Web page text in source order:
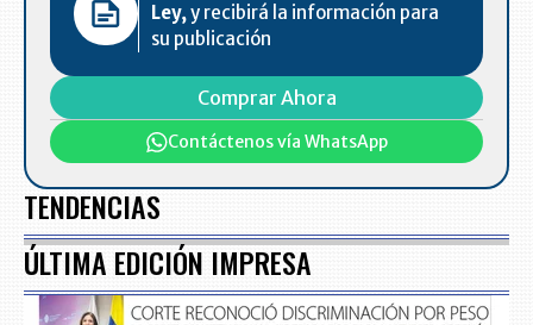
Ley,y recibirá la información para
su publicación
Comprar Ahora
Contáctenos vía WhatsApp
TENDENCIAS
ÚLTIMA EDICIÓN IMPRESA